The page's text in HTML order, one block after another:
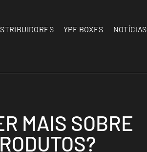
YPF BOXES NOTÍCIAS
MAIS SOBRE